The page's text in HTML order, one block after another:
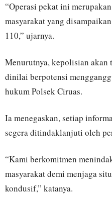
“Operasi pekat ini
masyarakat yang
110,” ujarnya.
Menurutnya, kepolisian akan
dinilai berpotensi
hukum Polsek Ciruas.
Ia menegaskan, setiap
segera ditindaklanjuti oleh
“Kami berkomitmen
masyarakat demi menjaga
kondusif,” katanya.